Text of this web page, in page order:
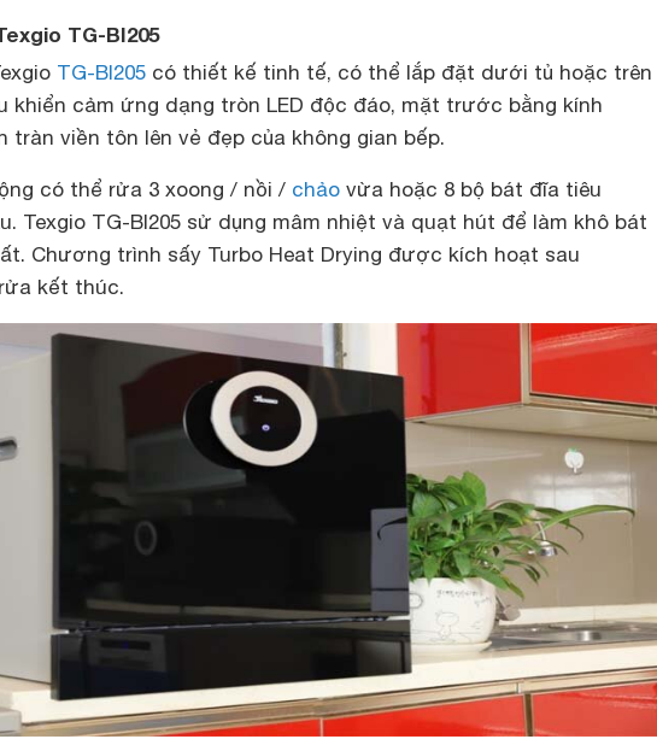
TG-BI205
TG-BI205 có thiết kế tinh tế, có thể lắp đặt dưới tủ hoặc trên
khiển cảm ứng dạng tròn LED độc đáo, mặt trước bằng kính
tràn viền tôn lên vẻ đẹp của không gian bếp.
có thể rửa 3 xoong / nồi / chảo vừa hoặc 8 bộ bát đĩa tiêu
Texgio TG-BI205 sử dụng mâm nhiệt và quạt hút để làm khô bát
Chương trình sấy Turbo Heat Drying được kích hoạt sau
kết thúc.